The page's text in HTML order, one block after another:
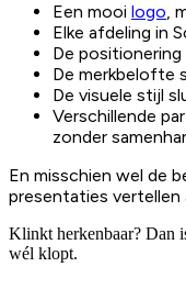
Een mooi logo,
Elke afdeling in
De
De merkbelofte
De visuele stijl
Verschillende
zonder
En misschien wel de
presentaties vertellen
Klinkt herkenbaar? Dan
wél klopt.